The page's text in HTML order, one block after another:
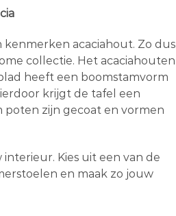
acaciahout. Zo dus
collectie. Het acaciahouten
heeft een boomstamvorm
krijgt de tafel een
poten zijn gecoat en vormen
interieur. Kies uit een van de
en maak zo jouw